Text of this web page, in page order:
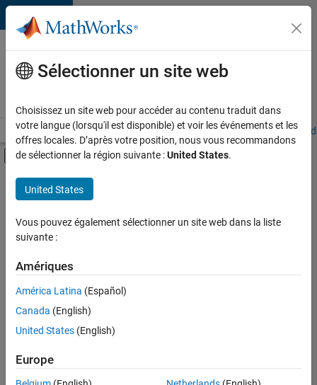
Passer au contenu
Votre
carrière
chez
Accueil Explorer nos opportunités Adresses de nos bureaux
Activer/désactiver l'affichage du menu
Contenu principal
FILTRER PAR
Support client
Ventes pour l'éducation
Communication marketing
Actuellement,
aucune
offre
d'emploi
correspondant
à vos
Sélectionner un site web
Choisissez un site web pour accéder au contenu traduit dans
votre langue (lorsqu'il est disponible) et voir les événements et les
offres locales. D’après votre position, nous vous recommandons
de sélectionner la région suivante :United States.
United States
Vous pouvez également sélectionner un site web dans la liste
suivante :
Amériques
América Latina (Español)
Canada (English)
United States (English)
Europe